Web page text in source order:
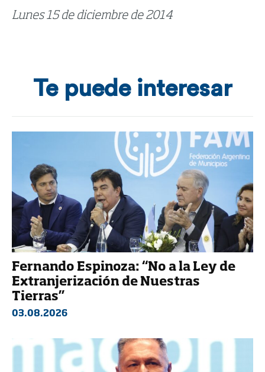
Lunes 15 de diciembre de 2014
Te puede interesar
Fernando Espinoza: “No a la Ley de
Extranjerización de Nuestras
Tierras”
03.08.2026